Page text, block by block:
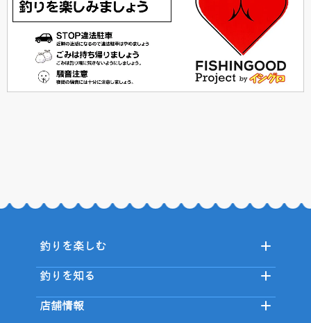
釣りを楽しむ
釣りを知る
店舗情報